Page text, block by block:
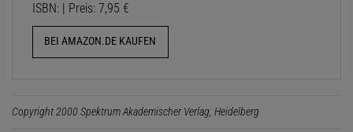
ISBN: | Preis: 7,95 €
BEI AMAZON.DE KAUFEN
Copyright 2000 Spektrum Akademischer Verlag, Heidelberg